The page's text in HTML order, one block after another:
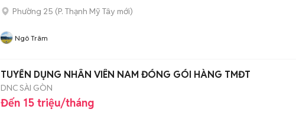
Phường 25 (P. Thạnh Mỹ Tây mới)
Ngô Trâm
TUYỂN DỤNG NHÂN VIÊN NAM ĐÓNG GÓI HÀNG TMĐT
DNC SÀI GÒN
Đến 15 triệu/tháng